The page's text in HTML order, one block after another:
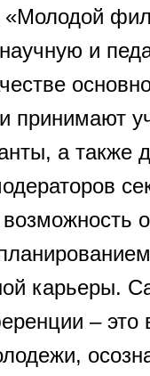
и
принимают
а также
возможность
карьеры.
– это